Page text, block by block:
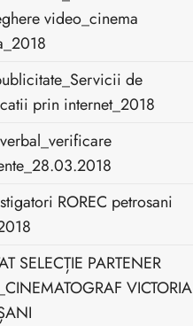
video_cinema
de
prin internet_2018
ROREC petrosani
SELECȚIE PARTENER
VICTORIA